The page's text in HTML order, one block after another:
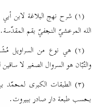
الله المرعشيّ النجفيّ بقم المقدّسة.
(۲) هي نوع من السراويل
والتُبّان هو السروال الصغير لا
بحسب طبعة دار صادر ببيروت.